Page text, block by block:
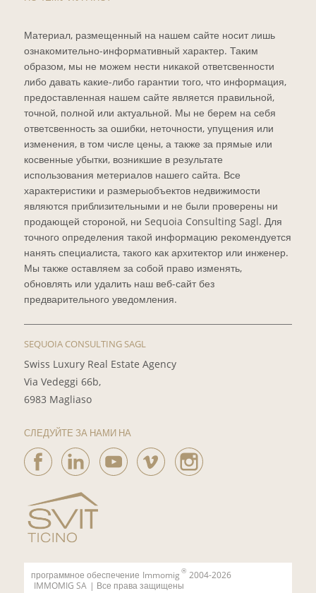
Материал, размещенный на нашем сайте носит лишь
ознакомительно-информативный характер. Таким
образом, мы не можем нести никакой ответсвенности
либо давать какие-либо гарантии того, что информация,
предоставленная нашем сайте является правильной,
точной, полной или актуальной. Мы не берем на себя
ответсвенность за ошибки, неточности, упущения или
изменения, в том числе цены, а также за прямые или
косвенные убытки, возникшие в результате
использования метериалов нашего сайта. Все
характеристики и размерыобъектов недвижимости
являются приблизительными и не были проверены ни
продающей стороной, ни Sequoia Consulting Sagl. Для
точного определения такой информацию рекомендуется
нанять специалиста, такого как архитектор или инженер.
Мы также оставляем за собой право изменять,
обновлять или удалить наш веб-сайт без
предварительного уведомления.
SEQUOIA CONSULTING SAGL
Swiss Luxury Real Estate Agency
Via Vedeggi 66b,
6983 Magliaso
СЛЕДУЙТЕ ЗА НАМИ НА
программное обеспечение Immomig ® 2004-2026
IMMOMIG SA | Все права защищены